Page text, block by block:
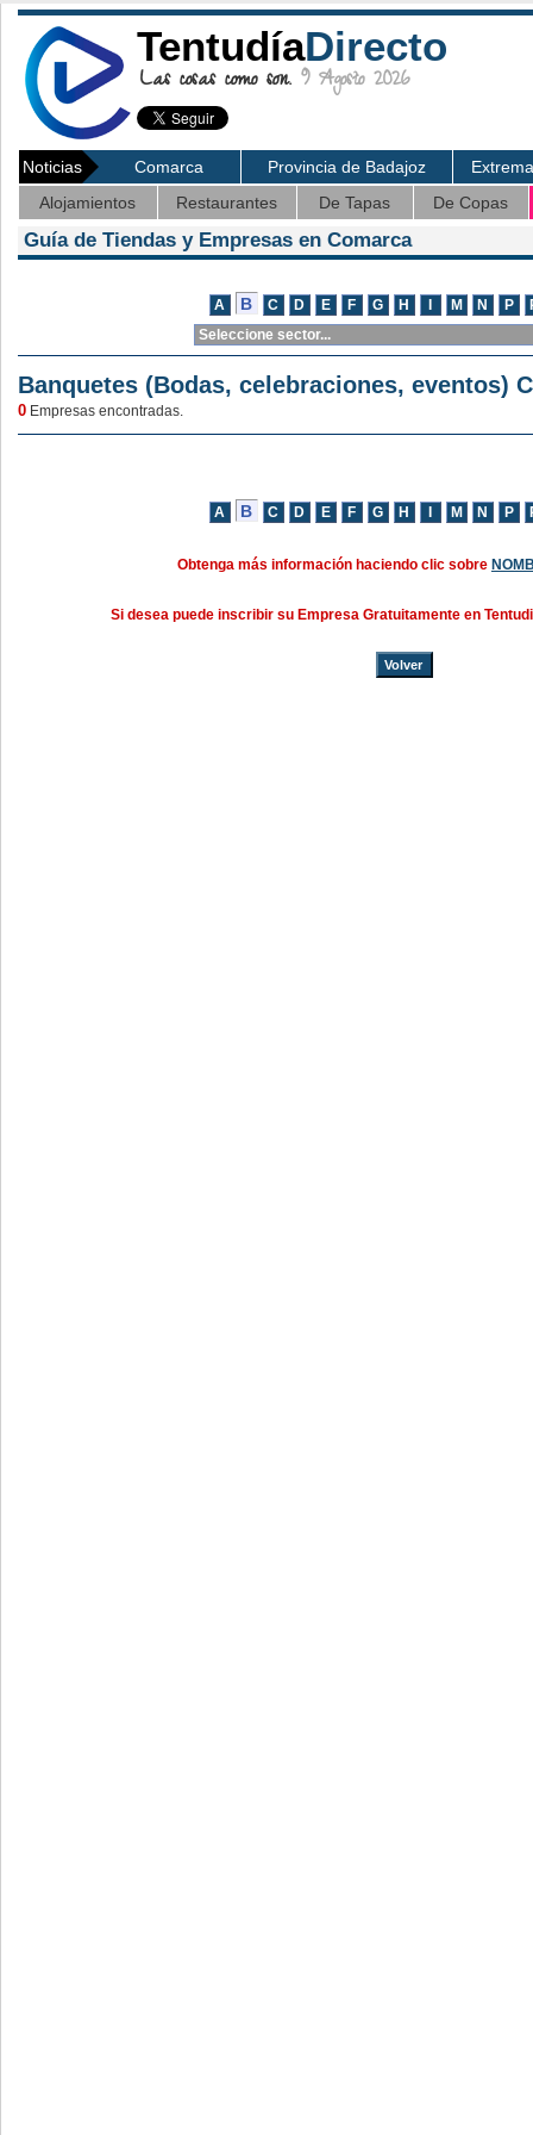
TentudíaDirecto
Las cosas como son. 9 Agosto 2026
Noticias Comarca Provincia de Badajoz
Alojamientos
Restaurantes De Tapas De Copas
Guía de Tiendas y Empresas en Comarca
Banquetes (Bodas, celebraciones, eventos)
0 Empresas encontradas.
Obtenga más información haciendo clic sobre
Si desea puede inscribir su Empresa Gratuitamente en
Volver